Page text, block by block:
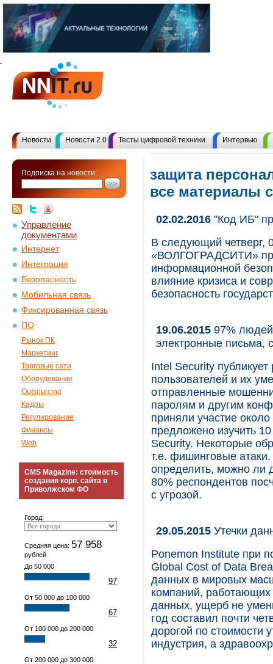
Новости Новости 2.0 Тесты цифровой техники Интервью
Подписка на новости:
Управление
документами
Интернет
Интеграция
Безопасность
Мобильная связь
Фиксированная связь
ПО
Рынок ПК
Маркетинг
Торговые сети
Оборудование
Outsourcing
Кадры
Регулирование
Финансы
Web
CMS Magazine: стоимость
создания корп. сайта в
Приволжском ФО
Город:
Средняя цена: 57 958
рублей
До 50 000
97
От 50 000 до 100 000
67
От 100 000 до 200 000
32
От 200 000 до 300 000
защита
все материалы
02.02.2016 "Код ИБ"
В следующий четверг,
«ВОЛГОГРАДСИТИ»
информационной
влияние кризиса и
безопасность
19.06.2015 97%
электронные письма,
Intel Security публикует
пользователей и их
отправленные
паролям и другим
приняли участие
предложено изучить
Security. Некоторые
т.е. фишинговые
определить, можно ли
80% респондентов
с угрозой.
29.05.2015 Утечки
Ponemon Institute при
Global Cost of Data
данных в мировых
компаний,
данных, ущерб не
год составил почти
дорогой по стоимости
индустрия, а